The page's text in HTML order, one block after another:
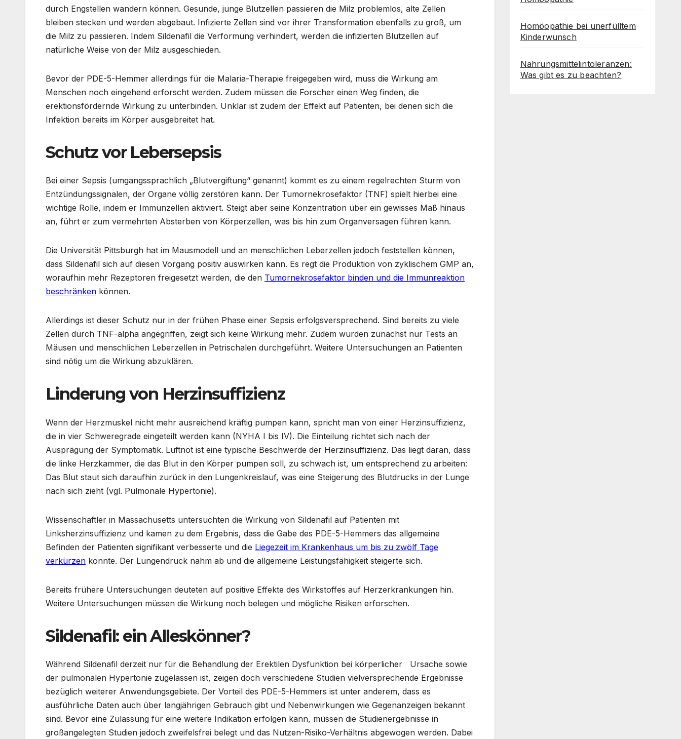
durch Engstellen wandern können. Gesunde, junge Blutzellen passieren die Milz problemlos, alte Zellen
bleiben stecken und werden abgebaut. Infizierte Zellen sind vor ihrer Transformation ebenfalls zu groß, um
die Milz zu passieren. Indem Sildenafil die Verformung verhindert, werden die infizierten Blutzellen auf
natürliche Weise von der Milz ausgeschieden.
Bevor der PDE-5-Hemmer allerdings für die Malaria-Therapie freigegeben wird, muss die Wirkung am
Menschen noch eingehend erforscht werden. Zudem müssen die Forscher einen Weg finden, die
erektionsfördernde Wirkung zu unterbinden. Unklar ist zudem der Effekt auf Patienten, bei denen sich die
Infektion bereits im Körper ausgebreitet hat.
Schutz vor Lebersepsis
Bei einer Sepsis (umgangssprachlich „Blutvergiftung“ genannt) kommt es zu einem regelrechten Sturm von
Entzündungssignalen, der Organe völlig zerstören kann. Der Tumornekrosefaktor (TNF) spielt hierbei eine
wichtige Rolle, indem er Immunzellen aktiviert. Steigt aber seine Konzentration über ein gewisses Maß hinaus
an, führt er zum vermehrten Absterben von Körperzellen, was bis hin zum Organversagen führen kann.
Die Universität Pittsburgh hat im Mausmodell und an menschlichen Leberzellen jedoch feststellen können,
dass Sildenafil sich auf diesen Vorgang positiv auswirken kann. Es regt die Produktion von zyklischem GMP an,
woraufhin mehr Rezeptoren freigesetzt werden, die den Tumornekrosefaktor binden und die Immunreaktion
beschränken können.
Allerdings ist dieser Schutz nur in der frühen Phase einer Sepsis erfolgsversprechend. Sind bereits zu viele
Zellen durch TNF-alpha angegriffen, zeigt sich keine Wirkung mehr. Zudem wurden zunächst nur Tests an
Mäusen und menschlichen Leberzellen in Petrischalen durchgeführt. Weitere Untersuchungen an Patienten
sind nötig um die Wirkung abzuklären.
Linderung von Herzinsuffizienz
Wenn der Herzmuskel nicht mehr ausreichend kräftig pumpen kann, spricht man von einer Herzinsuffizienz,
die in vier Schweregrade eingeteilt werden kann (NYHA I bis IV). Die Einteilung richtet sich nach der
Ausprägung der Symptomatik. Luftnot ist eine typische Beschwerde der Herzinsuffizienz. Das liegt daran, dass
die linke Herzkammer, die das Blut in den Körper pumpen soll, zu schwach ist, um entsprechend zu arbeiten:
Das Blut staut sich daraufhin zurück in den Lungenkreislauf, was eine Steigerung des Blutdrucks in der Lunge
nach sich zieht (vgl. Pulmonale Hypertonie).
Wissenschaftler in Massachusetts untersuchten die Wirkung von Sildenafil auf Patienten mit
Linksherzinsuffizienz und kamen zu dem Ergebnis, dass die Gabe des PDE-5-Hemmers das allgemeine
Befinden der Patienten signifikant verbesserte und die Liegezeit im Krankenhaus um bis zu zwölf Tage
verkürzen konnte. Der Lungendruck nahm ab und die allgemeine Leistungsfähigkeit steigerte sich.
Bereits frühere Untersuchungen deuteten auf positive Effekte des Wirkstoffes auf Herzerkrankungen hin.
Weitere Untersuchungen müssen die Wirkung noch belegen und mögliche Risiken erforschen.
Sildenafil: ein Alleskönner?
Während Sildenafil derzeit nur für die Behandlung der Erektilen Dysfunktion bei körperlicher Ursache sowie
der pulmonalen Hypertonie zugelassen ist, zeigen doch verschiedene Studien vielversprechende Ergebnisse
bezüglich weiterer Anwendungsgebiete. Der Vorteil des PDE-5-Hemmers ist unter anderem, dass es
ausführliche Daten auch über langjährigen Gebrauch gibt und Nebenwirkungen wie Gegenanzeigen bekannt
sind. Bevor eine Zulassung für eine weitere Indikation erfolgen kann, müssen die Studienergebnisse in
großangelegten Studien jedoch zweifelsfrei belegt und das Nutzen-Risiko-Verhältnis abgewogen werden. Dabei
Homöopathie bei unerfülltem
Kinderwunsch
Nahrungsmittelintoleranzen:
Was gibt es zu beachten?